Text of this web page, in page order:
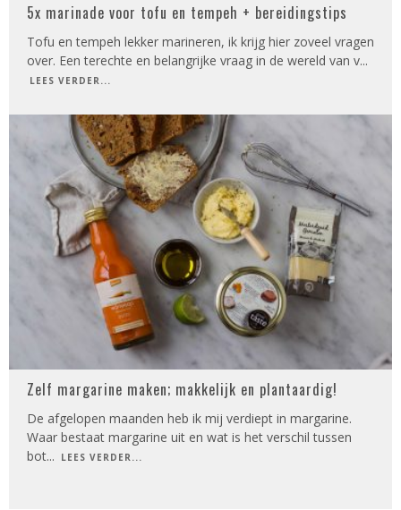
5x marinade voor tofu en tempeh + bereidingstips
Tofu en tempeh lekker marineren, ik krijg hier zoveel vragen
over. Een terechte en belangrijke vraag in de wereld van v...
LEES VERDER...
Zelf margarine maken; makkelijk en plantaardig!
De afgelopen maanden heb ik mij verdiept in margarine.
Waar bestaat margarine uit en wat is het verschil tussen
bot... LEES VERDER...